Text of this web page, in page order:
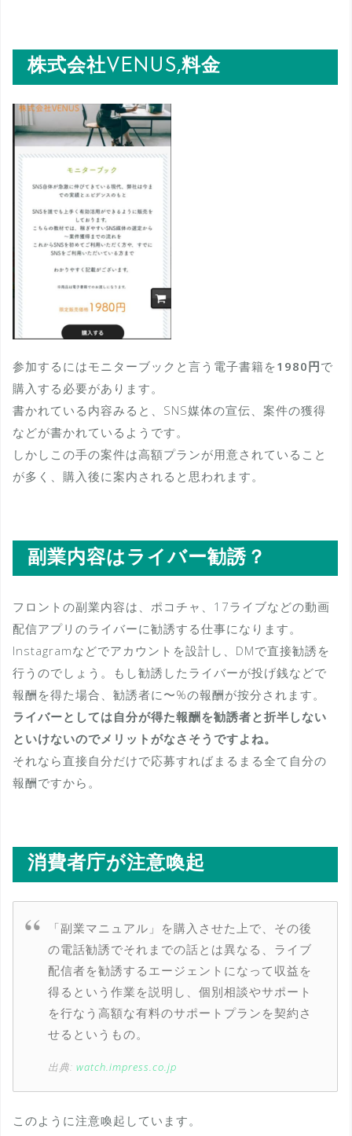
株式会社VENUS,料金
参加するにはモニターブックと言う電子書籍を1980円で
購入する必要があります。
書かれている内容みると、SNS媒体の宣伝、案件の獲得
などが書かれているようです。
しかしこの手の案件は高額プランが用意されていること
が多く、購入後に案内されると思われます。
副業内容はライバー勧誘？
フロントの副業内容は、ポコチャ、17ライブなどの動画
配信アプリのライバーに勧誘する仕事になります。
Instagramなどでアカウントを設計し、DMで直接勧誘を
行うのでしょう。もし勧誘したライバーが投げ銭などで
報酬を得た場合、勧誘者に〜%の報酬が按分されます。
ライバーとしては自分が得た報酬を勧誘者と折半しない
といけないのでメリットがなさそうですよね。
それなら直接自分だけで応募すればまるまる全て自分の
報酬ですから。
消費者庁が注意喚起
「副業マニュアル」を購入させた上で、その後
の電話勧誘でそれまでの話とは異なる、ライブ
配信者を勧誘するエージェントになって収益を
得るという作業を説明し、個別相談やサポート
を行なう高額な有料のサポートプランを契約さ
せるというもの。
出典: watch.impress.co.jp
このように注意喚起しています。